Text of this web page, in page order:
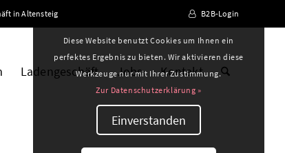
in Altensteig B2B-Login
Ladengeschäft Jobs Kontakt
Diese Website benutzt Cookies um Ihnen ein
perfektes Ergebnis zu bieten. Wir aktivieren diese
Werkzeuge nur mit Ihrer Zustimmung.
Zur Datenschutzerklärung »
Einverstanden